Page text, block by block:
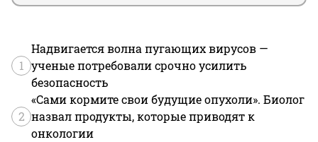
1
Надвигается волна пугающих вирусов —
ученые потребовали срочно усилить
безопасность
2
«Сами кормите свои будущие опухоли». Биолог
назвал продукты, которые приводят к
онкологии